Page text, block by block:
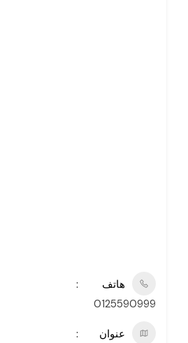
هاتف
0125590999
عنوان